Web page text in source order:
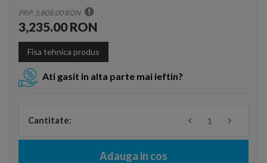
PRP: 3,808.00 RON
3,235.00 RON
Fisa tehnica produs
Ati gasit in alta parte mai ieftin?
Cantitate:
Adauga in cos